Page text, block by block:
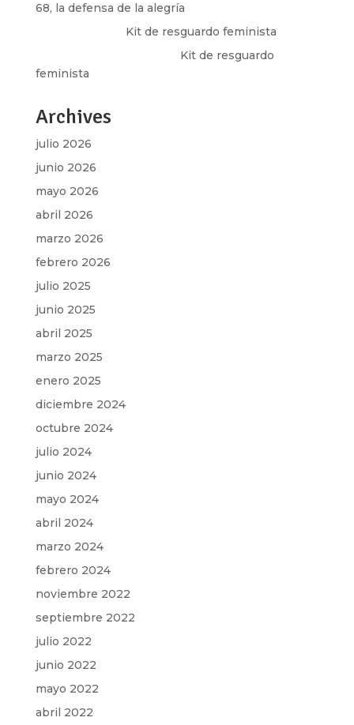
68, la defensa de la alegría
Kit de resguardo feminista
Kit de resguardo
feminista
Archives
julio 2026
junio 2026
mayo 2026
abril 2026
marzo 2026
febrero 2026
julio 2025
junio 2025
abril 2025
marzo 2025
enero 2025
diciembre 2024
octubre 2024
julio 2024
junio 2024
mayo 2024
abril 2024
marzo 2024
febrero 2024
noviembre 2022
septiembre 2022
julio 2022
junio 2022
mayo 2022
abril 2022